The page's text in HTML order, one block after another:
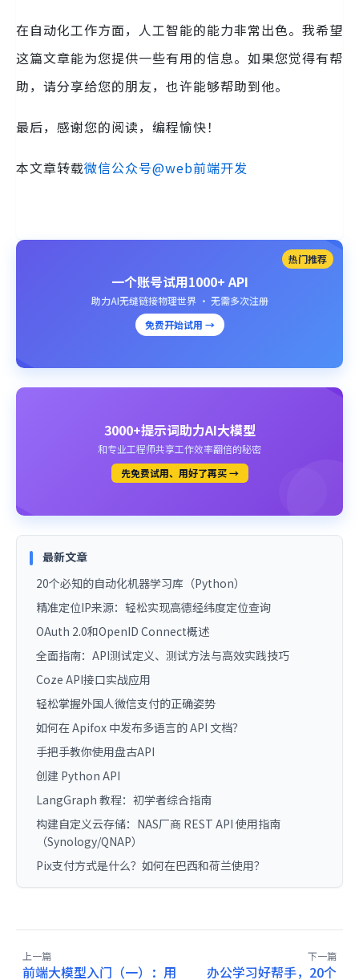
在自动化工作方面，人工智能的能力非常出色。我希望
这篇文章能为您提供一些有用的信息。如果您觉得有帮
助，请分享给您的朋友，也许能够帮助到他。
最后，感谢您的阅读，编程愉快！
本文章转载微信公众号@web前端开发
热门推荐
一个账号试用1000+ API
助力AI无缝链接物理世界 · 无需多次注册
免费开始试用 →
3000+提示词助力AI大模型
和专业工程师共享工作效率翻倍的秘密
先免费试用、用好了再买 →
最新文章
20个必知的自动化机器学习库（Python）
精准定位IP来源：轻松实现高德经纬度定位查询
OAuth 2.0和OpenID Connect概述
全面指南：API测试定义、测试方法与高效实践技巧
Coze API接口实战应用
轻松掌握外国人微信支付的正确姿势
如何在 Apifox 中发布多语言的 API 文档？
手把手教你使用盘古API
创建 Python API
LangGraph 教程：初学者综合指南
构建自定义云存储：NAS厂商 REST API 使用指南
（Synology/QNAP）
Pix支付方式是什么？如何在巴西和荷兰使用？
上一篇
前端大模型入门（一）：用
下一篇
办公学习好帮手，20个